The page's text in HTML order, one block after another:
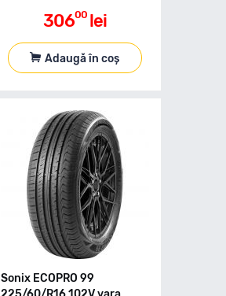
30600 lei
Adaugă în coș
Sonix ECOPRO 99